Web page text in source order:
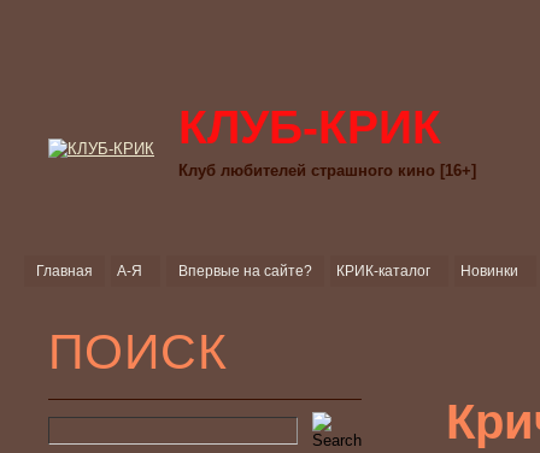
КЛУБ-КРИК
Клуб любителей страшного кино [16+]
Главная А-Я Впервые на сайте? КРИК-каталог Новинки
ПОИСК